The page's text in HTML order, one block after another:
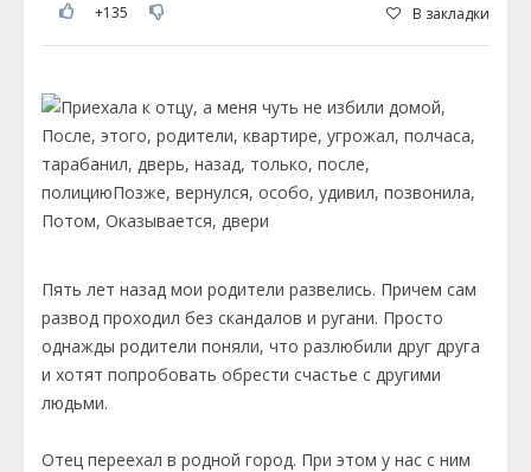
+135 В закладки
Пять лет назад мои родители развелись. Причем сам
развод проходил без скандалов и ругани. Просто
однажды родители поняли, что разлюбили друг друга
и хотят попробовать обрести счастье с другими
людьми.
Отец переехал в родной город. При этом у нас с ним